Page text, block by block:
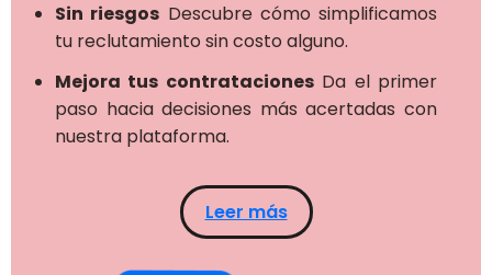
Sin riesgos Descubre cómo simplificamos
tu reclutamiento sin costo alguno.
Mejora tus contratacionesDa el primer
paso hacia decisiones más acertadas con
nuestra plataforma.
Leer más